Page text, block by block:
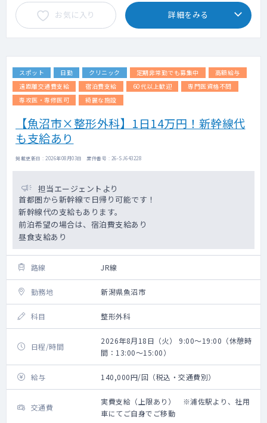
お気に入り 詳細をみる
スポット 日勤 クリニック 定期非常勤でも募集中
高額給与
遠距離交通費支給
宿泊費支給 60代以上歓迎
専門医資格不問
専攻医・専修医可
綺麗な施設
【魚沼市×整形外科】1日14万円！新幹線代
も支給あり
掲載更新日 : 2026年08月03日 案件番号 : 26-SJ643228
担当エージェントより
首都圏から新幹線で日帰り可能です！
新幹線代の支給もあります。
前泊希望の場合は、宿泊費支給あり
昼食支給あり
路線 JR線
勤務地 新潟県魚沼市
科目 整形外科
日程/時間
2026年8月18日（火） 9:00～19:00（休憩時
間：13:00～15:00）
給与 140,000円/回（税込・交通費別）
交通費
実費支給（上限あり） ※浦佐駅より、社用
車にてご自身でご移動